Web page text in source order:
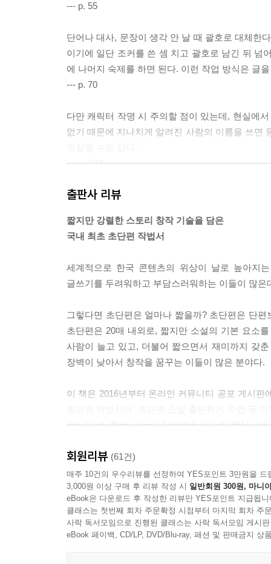
--- p. 55
단어나 대사, 문장이 생각 안 날 때 괄호로 대체한
이기에 일단 조커를 쓴 셈 치고 괄호로 남긴 뒤 넘
에 나머지 숙제를 하면 된다. 이런 작업 방식은 글
--- p. 70
다만 캐릭터 작명 시 주의할 점이 있는데, 현실에
없기 때문에 지나치게 알려진 사람의 이름을 쓰면
--- p. 122
그래서 처음에 강조했다시피 ‘피드백을 쉽게 해도
로 소통해선 안 된다. 항상 감사해하고, 인정할 줄
출판사 리뷰
짧지만 강렬한 스토리 창작 기술을 담은
국내 최초 초단편 작법서
세계적으로 한국 콘텐츠의 위상이 날로 높아지
글쓰기를 두려워하고 부담스러워하는 이들이 많
그렇다면 초단편은 얼마나 짧을까? 초단편은 단
초단편은 20매 내외로, 짧지만 소설의 기본 요소
사람이 늘고 있고, 더불어 짧으면서 재미까지 갖
장벽이 낮아서 창작을 꿈꾸는 이들이 많은 분야다.
이 책은 2016년부터 온라인 커뮤니티 공포 게시판
3장 ‘다 쓴 후’로 나누어 단계별로 필요한 핵심
이야기 쓰는 법을 알려준다. 더불어 이해를 돕는
초단편에 관한 개념 정리부터 본격적인 창작까지
작업 단계별 필요한 핵심 내용 정리
회원리뷰 (61건)
매주 10건의 우수리뷰를 선정하여 YES포인트 3만원을 드
3,000원 이상 구매 후 리뷰 작성 시 일반회원 300원, 마니
eBook은 다운로드 후 작성한 리뷰만 YES포인트 지급됩니
클래스는 첫번째 회차 주문확정 시점부터 마지막 회차 주
사락 독서모임으로 진행된 클래스는 사락 독서모임 게시
eBook 페이백, CD/LP, DVD/Blu-ray, 패션 및 판매금지 상